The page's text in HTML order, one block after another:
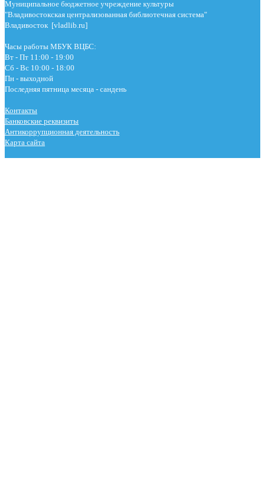
Муниципальное бюджетное учреждение культуры
"Владивостокская централизованная библиотечная система"
Владивосток [vladlib.ru]
Часы работы МБУК ВЦБС:
Вт - Пт 11:00 - 19:00
Сб - Вс 10:00 - 18:00
Пн - выходной
Последняя пятница месяца - сандень
Контакты
Банковские реквизиты
Антикоррупционная деятельность
Карта сайта